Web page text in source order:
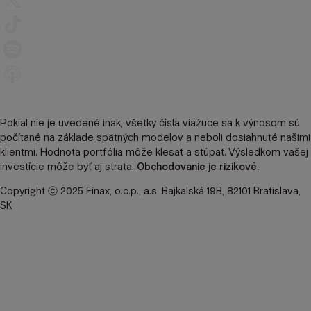
Pokiaľ nie je uvedené inak, všetky čísla viažuce sa k výnosom sú
počítané na základe spätných modelov a neboli dosiahnuté našimi
klientmi. Hodnota portfólia môže klesať a stúpať. Výsledkom vašej
investície môže byť aj strata. Obchodovanie je rizikové.
Copyright ⓒ 2025 Finax, o.c.p., a.s. Bajkalská 19B, 82101 Bratislava,
SK